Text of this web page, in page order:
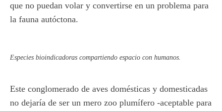
que no puedan volar y convertirse en un problema para
la fauna autóctona.
Especies bioindicadoras compartiendo espacio con humanos.
Este conglomerado de aves domésticas y domesticadas
no dejaría de ser un mero zoo plumífero -aceptable para